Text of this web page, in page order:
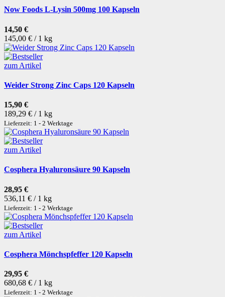
Now Foods L-Lysin 500mg 100 Kapseln
14,50 €
145,00 € / 1 kg
zum Artikel
Weider Strong Zinc Caps 120 Kapseln
15,90 €
189,29 € / 1 kg
Lieferzeit: 1 - 2 Werktage
zum Artikel
Cosphera Hyaluronsäure 90 Kapseln
28,95 €
536,11 € / 1 kg
Lieferzeit: 1 - 2 Werktage
zum Artikel
Cosphera Mönchspfeffer 120 Kapseln
29,95 €
680,68 € / 1 kg
Lieferzeit: 1 - 2 Werktage